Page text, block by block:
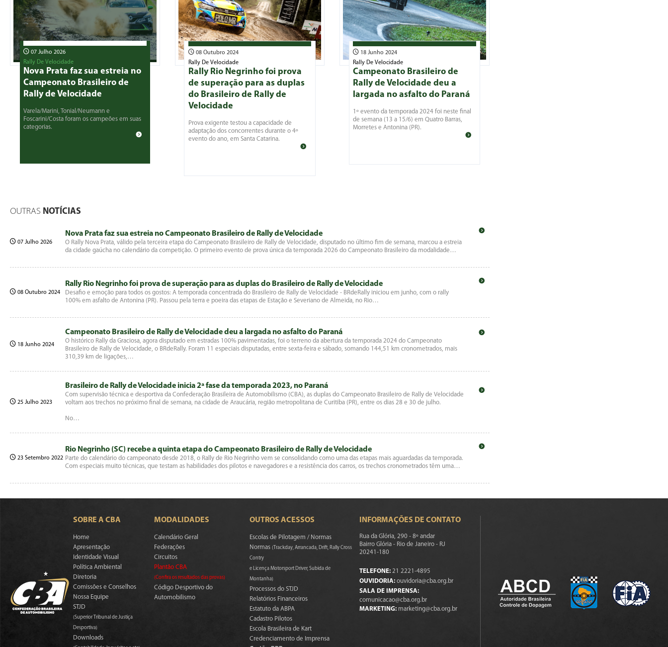
07 Julho 2026
Rally De Velocidade
Nova Prata faz sua estreia no
Campeonato Brasileiro de
Rally de Velocidade
Varela/Marini, Tonial/Neumann e
Foscarini/Costa foram os campeões em suas
categorias.
08 Outubro 2024
Rally De Velocidade
Rally Rio Negrinho foi prova
de superação para as duplas
do Brasileiro de Rally de
Velocidade
Prova exigente testou a capacidade de
adaptação dos concorrentes durante o 4º
evento do ano, em Santa Catarina.
18 Junho 2024
Rally De Velocidade
Campeonato Brasileiro de
Rally de Velocidade deu a
largada no asfalto do Paraná
1º evento da temporada 2024 foi neste final
de semana (13 a 15/6) em Quatro Barras,
Morretes e Antonina (PR).
OUTRAS NOTÍCIAS
07 Julho 2026
Nova Prata faz sua estreia no Campeonato Brasileiro de Rally de Velocidade
O Rally Nova Prata, válido pela terceira etapa do Campeonato Brasileiro de Rally de Velocidade, disputado no último fim de semana, marcou a estreia
da cidade gaúcha no calendário da competição. O primeiro evento de prova única da temporada 2026 do Campeonato Brasileiro da modalidade…
08 Outubro 2024
Rally Rio Negrinho foi prova de superação para as duplas do Brasileiro de Rally de Velocidade
Desafio e emoção para todos os gostos: A temporada concentrada do Brasileiro de Rally de Velocidade - BRdeRally iniciou em junho, com o rally
100% em asfalto de Antonina (PR). Passou pela terra e poeira das etapas de Estação e Severiano de Almeida, no Rio…
18 Junho 2024
Campeonato Brasileiro de Rally de Velocidade deu a largada no asfalto do Paraná
O histórico Rally da Graciosa, agora disputado em estradas 100% pavimentadas, foi o terreno da abertura da temporada 2024 do Campeonato
Brasileiro de Rally de Velocidade, o BRdeRally. Foram 11 especiais disputadas, entre sexta-feira e sábado, somando 144,51 km cronometrados, mais
310,39 km de ligações,…
25 Julho 2023
Brasileiro de Rally de Velocidade inicia 2ª fase da temporada 2023, no Paraná
Com supervisão técnica e desportiva da Confederação Brasileira de Automobilismo (CBA), as duplas do Campeonato Brasileiro de Rally de Velocidade
voltam aos trechos no próximo final de semana, na cidade de Araucária, região metropolitana de Curitiba (PR), entre os dias 28 e 30 de julho.
No…
23 Setembro 2022
Rio Negrinho (SC) recebe a quinta etapa do Campeonato Brasileiro de Rally de Velocidade
Parte do calendário do campeonato desde 2018, o Rally de Rio Negrinho vem se consolidando como uma das etapas mais aguardadas da temporada.
Com especiais muito técnicas, que testam as habilidades dos pilotos e navegadores e a resistência dos carros, os trechos cronometrados têm uma…
SOBRE A CBA
Home
Apresentação
Identidade Visual
Política Ambiental
Diretoria
Comissões e Conselhos
Nossa Equipe
STJD
(Superior Tribunal de Justiça
Desportiva)
Downloads
MODALIDADES
Calendário Geral
Federações
Circuitos
Plantão CBA
(Confira os resultados das provas)
Código Desportivo do
Automobilismo
OUTROS ACESSOS
Escolas de Pilotagem / Normas
Normas(Trackday, Arrancada, Drift, Rally Cross
Contry
e Licença Motorsport Driver, Subida de
Montanha)
Processos do STJD
Relatórios Financeiros
Estatuto da ABPA
Cadastro Pilotos
Escola Brasileira de Kart
Credenciamento de Imprensa
INFORMAÇÕES DE CONTATO
Rua da Glória, 290 - 8º andar
Bairro Glória - Rio de Janeiro - RJ
20241-180
TELEFONE: 21 2221-4895
OUVIDORIA: ouvidoria@cba.org.br
SALA DE IMPRENSA:
comunicacao@cba.org.br
MARKETING: marketing@cba.org.br